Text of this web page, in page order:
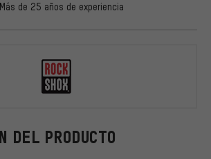
DEL PRODUCTO
Más de 25 años de experiencia